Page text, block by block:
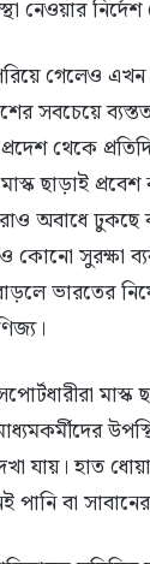
নেওয়ার
গেলেও
সবচেয়ে
থেকে
ছাড়াই
অবাধে ঢুকছে
কোনো সুরক্ষা
ভারতের
যায়। হাত
বা সাবানের